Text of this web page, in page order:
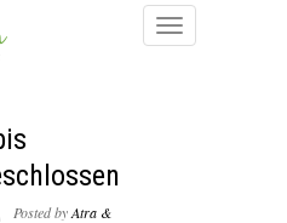
Posted byAtra &